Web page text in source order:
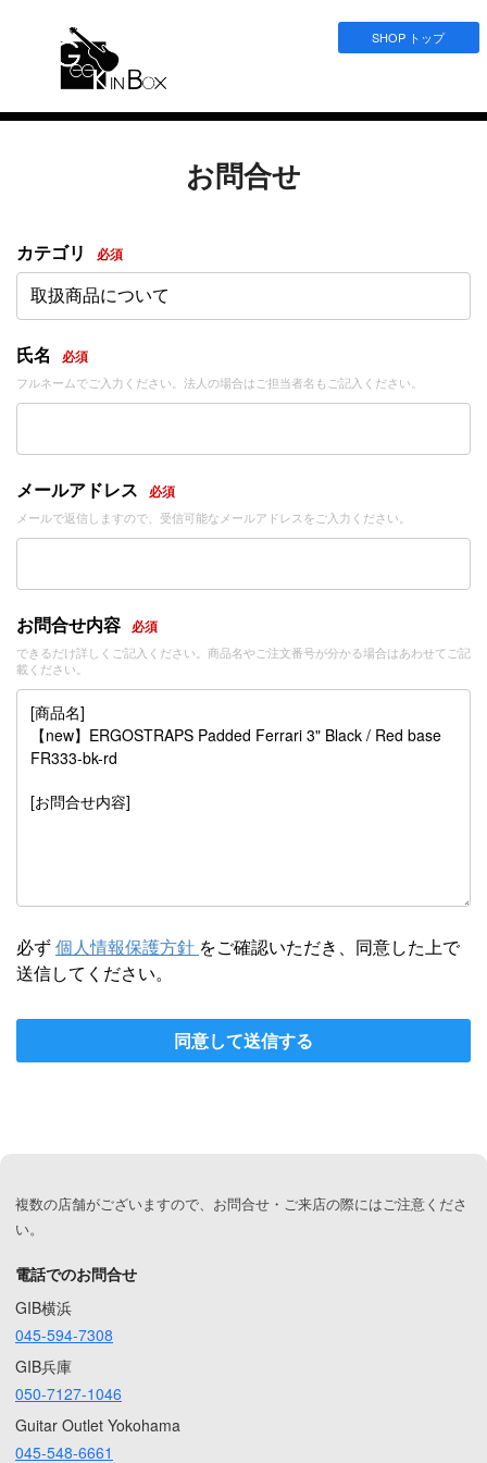
SHOP トップ
お問合せ
カテゴリ 必須
取扱商品について
氏名 必須
フルネームでご入力ください。法人の場合はご担当者名もご記入ください。
メールアドレス 必須
メールで返信しますので、受信可能なメールアドレスをご入力ください。
お問合せ内容 必須
できるだけ詳しくご記入ください。商品名やご注文番号が分かる場合はあわせてご記
載ください。
必ず個人情報保護方針 をご確認いただき、同意した上で
送信してください。
同意して送信する
複数の店舗がございますので、お問合せ・ご来店の際にはご注意くださ
い。
電話でのお問合せ
GIB横浜
045-594-7308
GIB兵庫
050-7127-1046
Guitar Outlet Yokohama
045-548-6661